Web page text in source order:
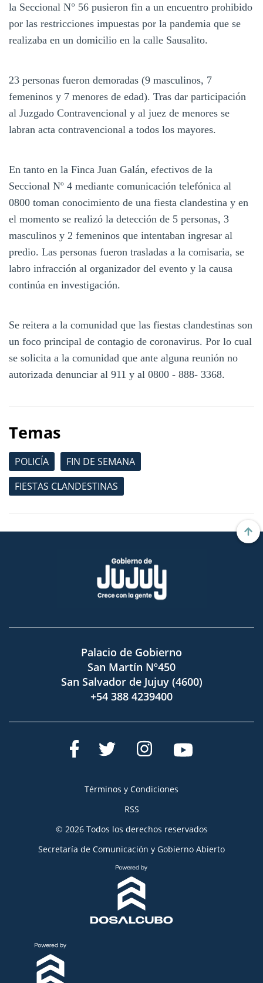
la Seccional N° 56 pusieron fin a un encuentro prohibido
por las restricciones impuestas por la pandemia que se
realizaba en un domicilio en la calle Sausalito.
23 personas fueron demoradas (9 masculinos, 7
femeninos y 7 menores de edad). Tras dar participación
al Juzgado Contravencional y al juez de menores se
labran acta contravencional a todos los mayores.
En tanto en la Finca Juan Galán, efectivos de la
Seccional Nº 4 mediante comunicación telefónica al
0800 toman conocimiento de una fiesta clandestina y en
el momento se realizó la detección de 5 personas, 3
masculinos y 2 femeninos que intentaban ingresar al
predio. Las personas fueron trasladas a la comisaria, se
labro infracción al organizador del evento y la causa
continúa en investigación.
Se reitera a la comunidad que las fiestas clandestinas son
un foco principal de contagio de coronavirus. Por lo cual
se solicita a la comunidad que ante alguna reunión no
autorizada denunciar al 911 y al 0800 - 888- 3368.
Temas
POLICÍA
FIN DE SEMANA
FIESTAS CLANDESTINAS
Palacio de Gobierno
San Martín Nº450
San Salvador de Jujuy (4600)
+54 388 4239400
Términos y Condiciones
RSS
© 2026 Todos los derechos reservados
Secretaría de Comunicación y Gobierno Abierto